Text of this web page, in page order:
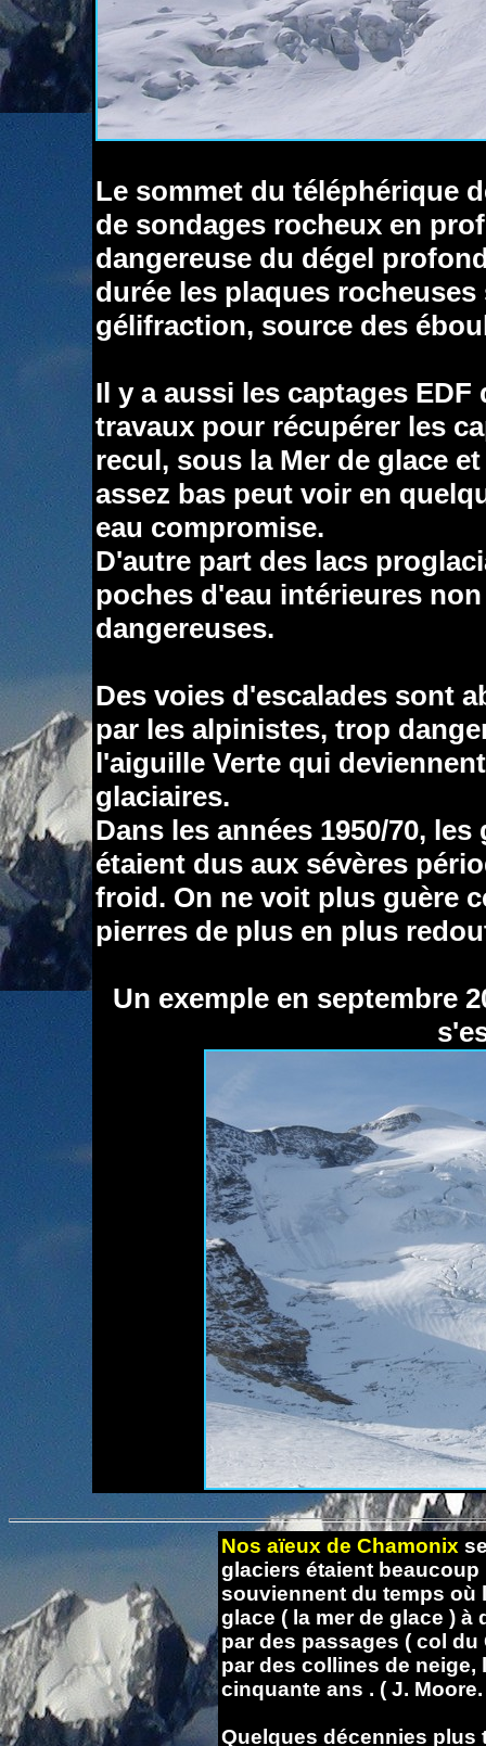
Le sommet du téléphérique
de sondages rocheux en
dangereuse du dégel
durée les plaques
gélifraction, source des
Il y a aussi les captages
travaux pour récupérer les
recul, sous la Mer de glace
assez bas peut voir en
eau compromise.
D'autre part des lacs
poches d'eau intérieures
dangereuses.
Des voies d'escalades sont
par les alpinistes, trop
l'aiguille Verte qui
glaciaires.
Dans les années 1950/70,
étaient dus aux sévères
froid. On ne voit plus guère
pierres de plus en plus
Un exemple en septembre
Nos aïeux de Chamonix
glaciers étaient
souviennent du temps où
glace ( la mer de glace )
par des passages ( col
par des collines de
cinquante ans . ( J.
Quelques décennies plus